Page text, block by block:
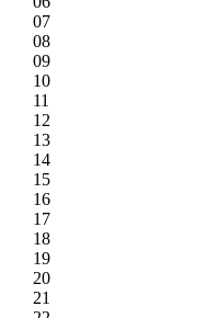
07
08
09
10
11
12
13
14
15
16
17
18
19
20
21